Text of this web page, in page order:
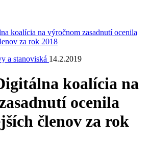
koalícia na výročnom zasadnutí ocenila
za rok 2018
a stanoviská 14.2.2019
koalícia na
ocenila
členov za rok